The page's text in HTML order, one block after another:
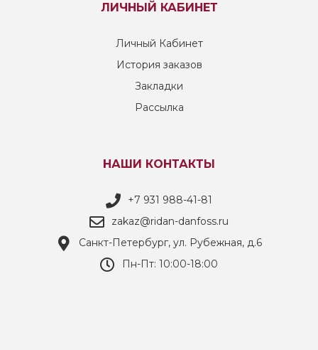
ЛИЧНЫЙ КАБИНЕТ
Личный Кабинет
История заказов
Закладки
Рассылка
НАШИ КОНТАКТЫ
+7 931 988-41-81
zakaz@ridan-danfoss.ru
Санкт-Петербург, ул. Рубежная, д.6
Пн-Пт: 10:00-18:00